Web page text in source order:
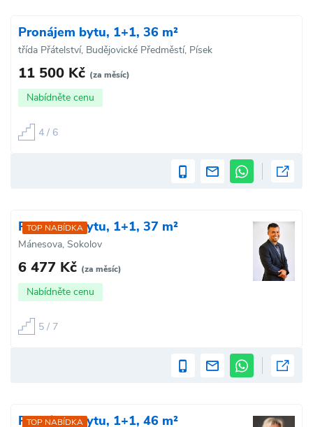
Pronájem bytu, 1+1, 36 m²
třída Přátelství, Budějovické Předměstí, Písek
11 500 Kč (za měsíc)
Nabídněte cenu
4 / 6
TOP NABÍDKA
Pronájem bytu, 1+1, 37 m²
Mánesova, Sokolov
6 477 Kč (za měsíc)
Nabídněte cenu
5 / 7
TOP NABÍDKA
Pronájem bytu, 1+1, 46 m²